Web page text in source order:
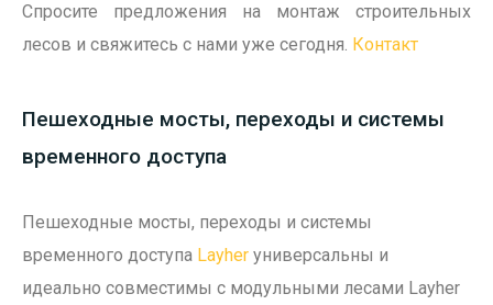
Спросите предложения на монтаж строительных
лесов и свяжитесь с нами уже сегодня. Контакт
Пешеходные мосты, переходы и системы
временного доступа
Пешеходные мосты, переходы и системы
временного доступа Layher универсальны и
идеально совместимы с модульными лесами Layher